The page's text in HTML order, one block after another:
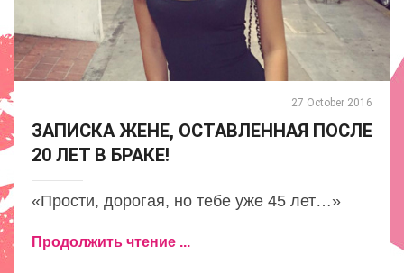
27 October 2016
ЗАПИСКА ЖЕНЕ, ОСТАВЛЕННАЯ ПОСЛЕ
20 ЛЕТ В БРАКЕ!
«Прости, дорогая, но тебе уже 45 лет…»
Продолжить чтение ...